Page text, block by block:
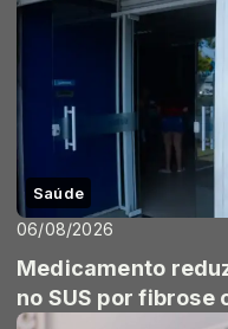
Saúde
06/08/2026
Medicamento
no SUS por fibrose